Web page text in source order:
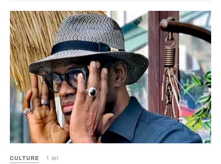
CULTURE 1 an